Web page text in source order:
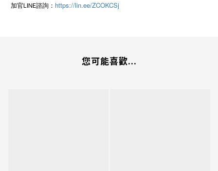
加官LINE諮詢： https://lin.ee/ZCOKCSj
您可能喜歡...